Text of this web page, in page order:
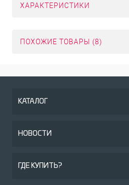
ХАРАКТЕРИСТИКИ
ПОХОЖИЕ ТОВАРЫ (8)
КАТАЛОГ
НОВОСТИ
ГДЕ КУПИТЬ?